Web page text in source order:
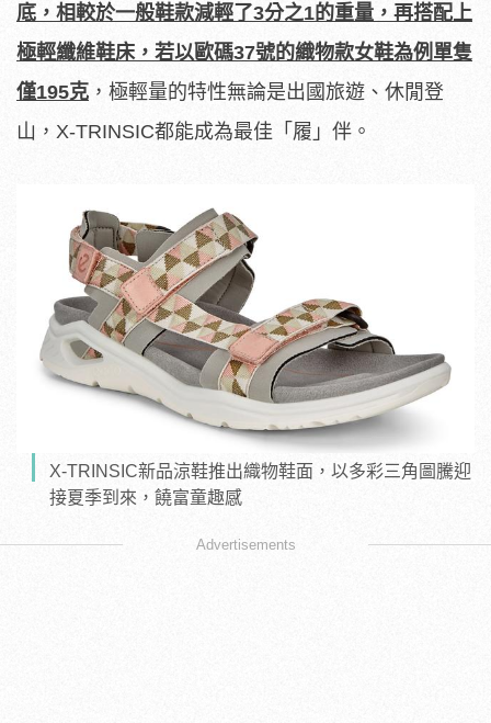
底，相較於一般鞋款減輕了3分之1的重量，再搭配上
極輕纖維鞋床，若以歐碼37號的織物款女鞋為例單隻
僅195克 ，極輕量的特性無論是出國旅遊、休閒登
山，X-TRINSIC都能成為最佳「履」伴。
X-TRINSIC新品涼鞋推出織物鞋面，以多彩三角圖騰迎
接夏季到來，饒富童趣感
Advertisements